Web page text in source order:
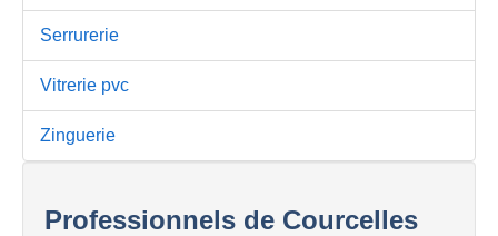
Serrurerie
Vitrerie pvc
Zinguerie
Professionnels de Courcelles